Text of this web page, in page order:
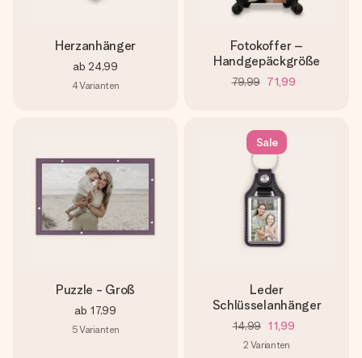
Herzanhänger
ab 24,99
4Varianten
Fotokoffer –
Handgepäckgröße
79,99 71,99
Puzzle - Groß
ab 17,99
5Varianten
Sale
Leder
Schlüsselanhänger
14,99 11,99
2 Varianten